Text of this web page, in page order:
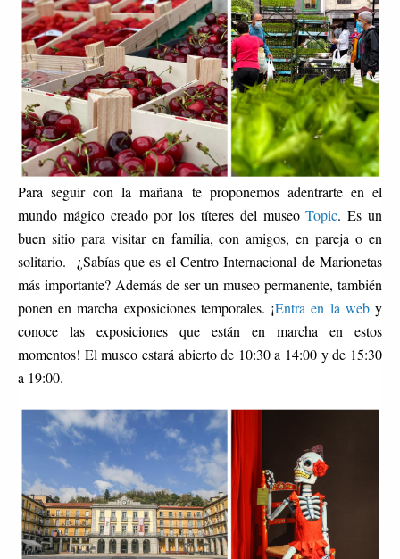
Para seguir con la mañana te proponemos adentrarte en el
mundo mágico creado por los títeres del museoTopic. Es un
buen sitio para visitar en familia, con amigos, en pareja o en
solitario. ¿Sabías que es el Centro Internacional de Marionetas
más importante? Además de ser un museo permanente, también
ponen en marcha exposiciones temporales. ¡Entra en la weby
conoce las exposiciones que están en marcha en estos
momentos! El museo estará abierto de 10:30 a 14:00 y de 15:30
a 19:00.